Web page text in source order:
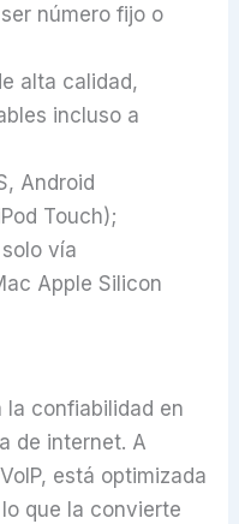
número fijo o
alta calidad,
incluso a
Android
Touch);
vía
Apple Silicon
la confiabilidad en
de internet. A
está optimizada
que la convierte